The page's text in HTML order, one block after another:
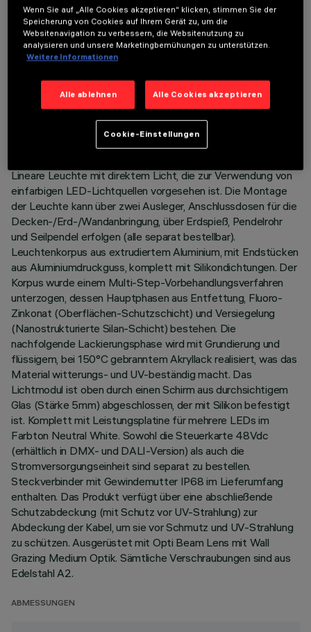
TECHNISCHE DATEN
Lineare Leuchte mit direktem Licht, die zur Verwendung von
einfarbigen LED-Lichtquellen vorgesehen ist. Die Montage
der Leuchte kann über zwei Ausleger, Anschlussdosen für die
Decken-/Erd-/Wandanbringung, über Erdspieß, Pendelrohr
und Seilpendel erfolgen (alle separat bestellbar).
Leuchtenkorpus aus extrudiertem Aluminium, mit Endstücken
aus Aluminiumdruckguss, komplett mit Silikondichtungen. Der
Korpus wurde einem Multi-Step-Vorbehandlungsverfahren
unterzogen, dessen Hauptphasen aus Entfettung, Fluoro-
Zinkonat (Oberflächen-Schutzschicht) und Versiegelung
(Nanostrukturierte Silan-Schicht) bestehen. Die
nachfolgende Lackierungsphase wird mit Grundierung und
flüssigem, bei 150°C gebranntem Akryllack realisiert, was das
Material witterungs- und UV-beständig macht. Das
Lichtmodul ist oben durch einen Schirm aus durchsichtigem
Glas (Stärke 5mm) abgeschlossen, der mit Silikon befestigt
ist. Komplett mit Leistungsplatine für mehrere LEDs im
Farbton Neutral White. Sowohl die Steuerkarte 48Vdc
(erhältlich in DMX- und DALI-Version) als auch die
Stromversorgungseinheit sind separat zu bestellen.
Steckverbinder mit Gewindemutter IP68 im Lieferumfang
enthalten. Das Produkt verfügt über eine abschließende
Schutzabdeckung (mit Schutz vor UV-Strahlung) zur
Abdeckung der Kabel, um sie vor Schmutz und UV-Strahlung
zu schützen. Ausgerüstet mit Opti Beam Lens mit Wall
Grazing Medium Optik. Sämtliche Verschraubungen sind aus
Edelstahl A2.
ABMESSUNGEN
Wenn Sie auf „Alle Cookies akzeptieren“ klicken, stimmen Sie der
Speicherung von Cookies auf Ihrem Gerät zu, um die
Websitenavigation zu verbessern, die Websitenutzung zu
analysieren und unsere Marketingbemühungen zu unterstützen.
Weitere Informationen
Alle ablehnen Alle Cookies akzeptieren
Cookie-Einstellungen